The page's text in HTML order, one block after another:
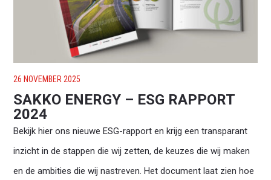
26 NOVEMBER 2025
SAKKO ENERGY – ESG RAPPORT
2024
Bekijk hier ons nieuwe ESG-rapport en krijg een transparant
inzicht in de stappen die wij zetten, de keuzes die wij maken
en de ambities die wij nastreven. Het document laat zien hoe